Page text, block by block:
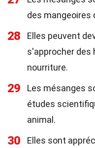
des mangeoires
28
Elles peuvent
s'approcher des
nourriture.
29
Les mésanges
études
animal.
30
Elles sont